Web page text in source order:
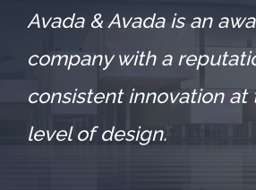
Avada & Avada is an
company with a
consistent innovation at
level of design.